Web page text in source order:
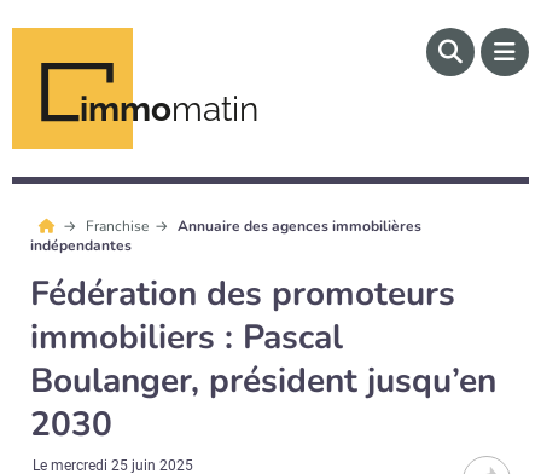
immomatin
Franchise
Annuaire des agences immobilières
indépendantes
Fédération des promoteurs
immobiliers : Pascal
Boulanger, président jusqu’en
2030
Lemercredi 25 juin 2025